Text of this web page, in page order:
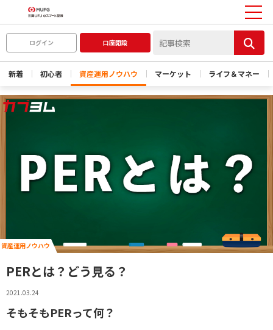
ログイン 口座開設
新着 初心者 資産運用ノウハウ マーケット ライフ＆マネー
資産運用ノウハウ
PERとは？どう見る？
2021.03.24
そもそもPERって何？